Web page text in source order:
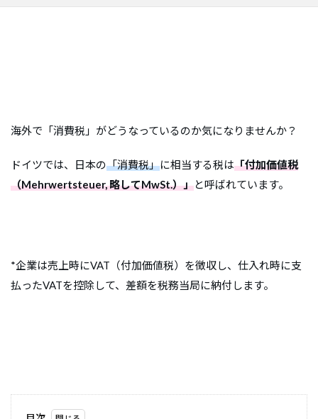
海外で「消費税」がどうなっているのか気になりませんか？
ドイツでは、日本の「消費税」に相当する税は「付加価値税
（Mehrwertsteuer, 略してMwSt.）」と呼ばれています。
*企業は売上時にVAT（付加価値税）を徴収し、仕入れ時に支
払ったVATを控除して、差額を税務当局に納付します。